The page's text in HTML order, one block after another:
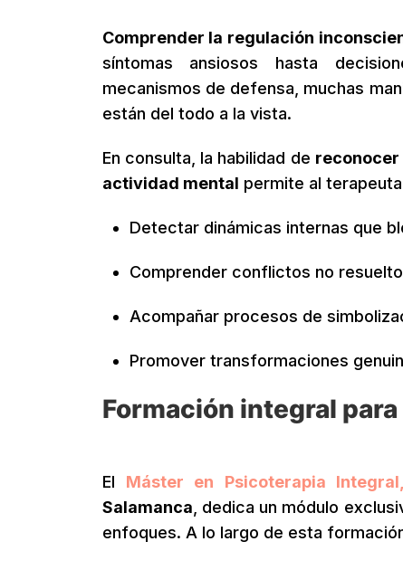
Comprender la regulación
síntomas ansiosos hasta
mecanismos de defensa, muchas
están del todo a la vista.
En consulta, la habilidad de reconocer
actividad mental permite al
Detectar dinámicas internas que
Comprender conflictos no
Acompañar procesos de
Promover transformaciones
Formación integral
El Máster en Psicoterapia Integral,
Salamanca , dedica un módulo
enfoques. A lo largo de esta